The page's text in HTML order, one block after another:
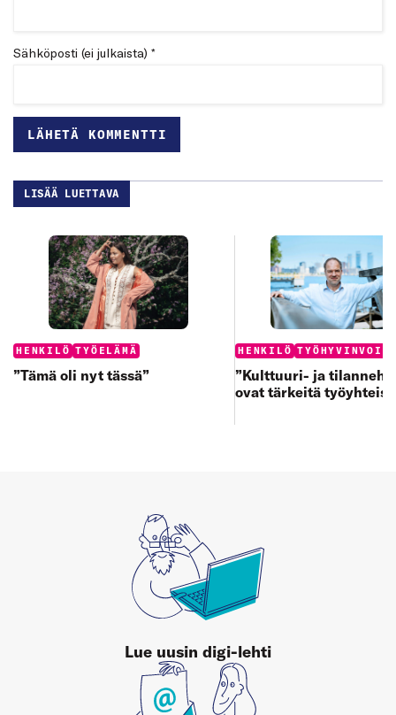
Sähköposti (ei julkaista) *
LISÄÄ LUETTAVA
Categories:
HENKILÖ TYÖELÄMÄ
”Tämä oli nyt tässä”
Categories:
HENKILÖ
”Kulttuuri- ja
ovat tärkeitä
Lue uusin digi-lehti